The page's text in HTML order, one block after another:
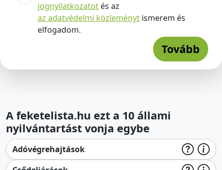
jognyilatkozatot és az
az adatvédelmi közleményt ismerem és
elfogadom.
Tovább
A feketelista.hu ezt a 10 állami
nyilvántartást vonja egybe
Adóvégrehajtások